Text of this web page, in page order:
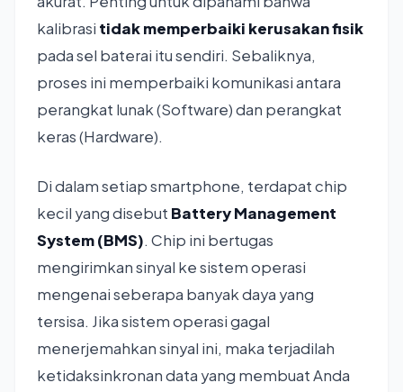
kalibrasi tidak memperbaiki kerusakan fisik
pada sel baterai itu sendiri. Sebaliknya,
proses ini memperbaiki komunikasi antara
perangkat lunak (Software) dan perangkat
keras (Hardware).
Di dalam setiap smartphone, terdapat chip
kecil yang disebut Battery Management
System (BMS). Chip ini bertugas
mengirimkan sinyal ke sistem operasi
mengenai seberapa banyak daya yang
tersisa. Jika sistem operasi gagal
menerjemahkan sinyal ini, maka terjadilah
ketidaksinkronan data yang membuat Anda